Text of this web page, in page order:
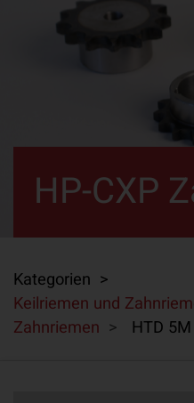
HP-CXP
Kategorien >
Keilriemen und
Zahnriemen > HTD